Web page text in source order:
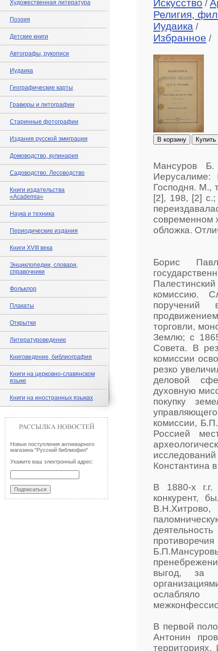
Художественная литература
Поэзия
Детские книги
Автографы, рукописи
Иудаика
Географические карты
Гравюры и литографии
Старинные фотографии
Издания русской эмиграции
Домоводство, кулинария
Садоводство. Лесоводство
Книги издательства
«Academia»
Наука и техника
Периодические издания
Книги XVIII века
Энциклопедии, словари,
справочники
Фольклор
Плакаты
Открытки
Литературоведение
Книговедение, библиография
Книги на церковно-славянском
языке
Книги на иностранных языках
Новые поступления антикварного
магазина "Русский библиофил"
Укажите ваш электронный адрес:
Искусство /
Религия,
Иудаика /
Избранное /
В корзину Купить
Мансуров Б.
Иерусалиме:
Господня. М.,
[2], 198, [2]
современном
обложка.
Борис
комиссию.
поручений
торговли,
Землю; с
Совета. В
комиссии
резко
деловой
духовную
покупку
комиссии,
Россией
Константина
В 1880-х г.г.
конкурент,
выгод, за
В первой
Антонин